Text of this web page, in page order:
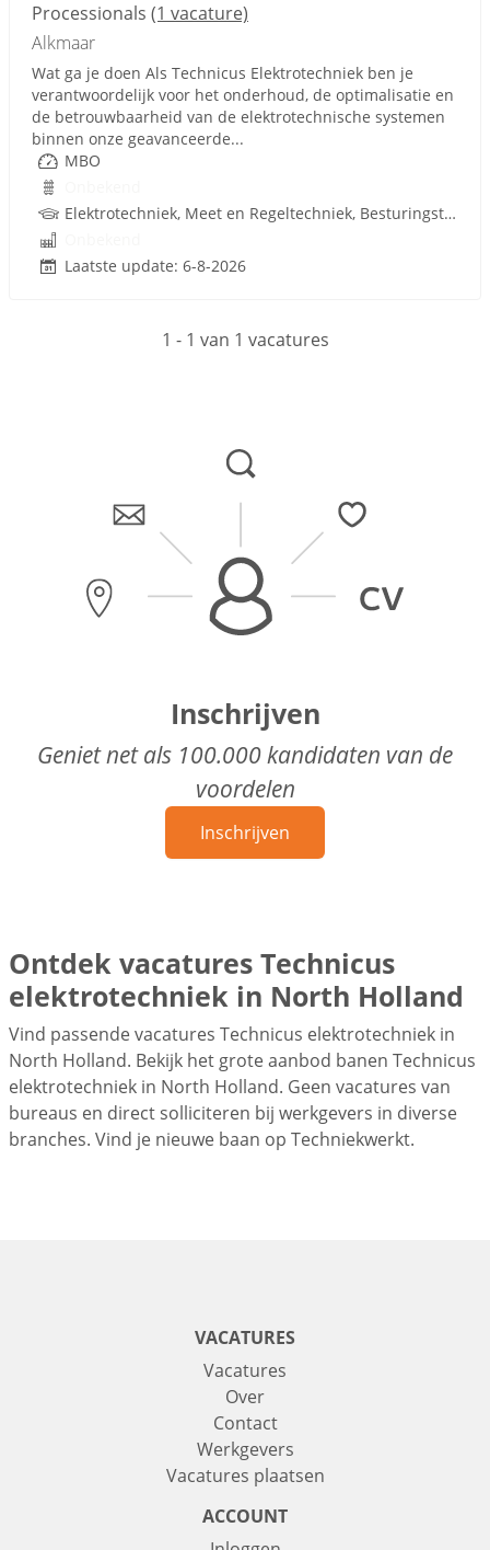
Processionals (1 vacature)
Alkmaar
Wat ga je doen Als Technicus Elektrotechniek ben je
verantwoordelijk voor het onderhoud, de optimalisatie en
de betrouwbaarheid van de elektrotechnische systemen
binnen onze geavanceerde...
MBO
Elektrotechniek, Meet en Regeltechniek, Besturingstechniek, Procesautomatisering, Techniek
Laatste update: 6-8-2026
1 - 1 van 1 vacatures
Inschrijven
Geniet net als 100.000 kandidaten van de
voordelen
Inschrijven
Ontdek vacatures Technicus
elektrotechniek in North Holland
Vind passende vacatures Technicus elektrotechniek in
North Holland. Bekijk het grote aanbod banen Technicus
elektrotechniek in North Holland. Geen vacatures van
bureaus en direct solliciteren bij werkgevers in diverse
branches. Vind je nieuwe baan op Techniekwerkt.
VACATURES
Vacatures
Over
Contact
Werkgevers
Vacatures plaatsen
ACCOUNT